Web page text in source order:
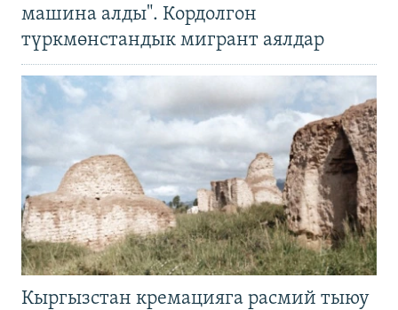
машина алды". Кордолгон
түркмөнстандык мигрант аялдар
Кыргызстан кремацияга расмий тыюу